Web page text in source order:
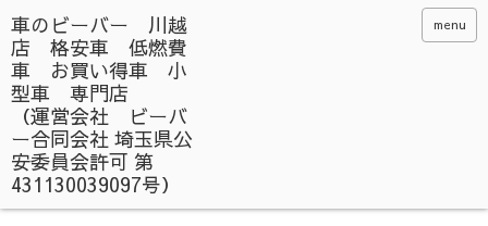
menu